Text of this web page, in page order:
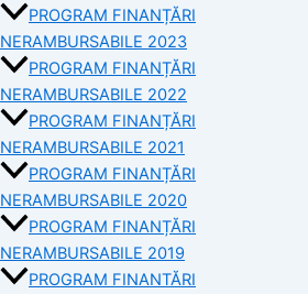
PROGRAM FINANȚĂRI
NERAMBURSABILE 2023
PROGRAM FINANȚĂRI
NERAMBURSABILE 2022
PROGRAM FINANȚĂRI
NERAMBURSABILE 2021
PROGRAM FINANȚĂRI
NERAMBURSABILE 2020
PROGRAM FINANȚĂRI
NERAMBURSABILE 2019
PROGRAM FINANTĂRI